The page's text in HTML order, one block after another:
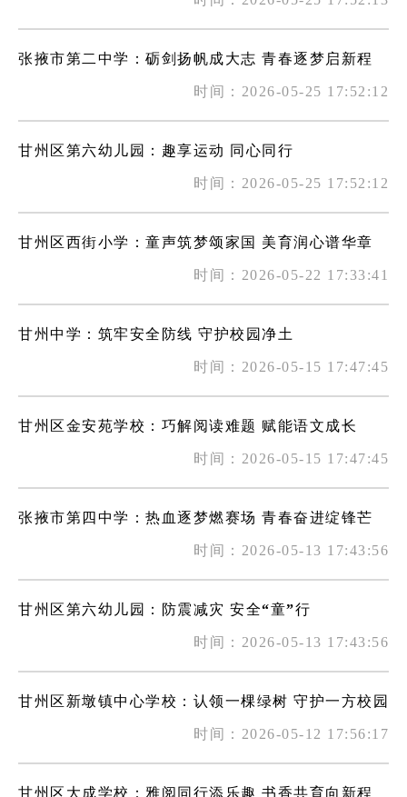
张掖市第二中学：砺剑扬帆成大志 青春逐梦启新程
时间：2026-05-25 17:52:12
甘州区第六幼儿园：趣享运动 同心同行
时间：2026-05-25 17:52:12
甘州区西街小学：童声筑梦颂家国 美育润心谱华章
时间：2026-05-22 17:33:41
甘州中学：筑牢安全防线 守护校园净土
时间：2026-05-15 17:47:45
甘州区金安苑学校：巧解阅读难题 赋能语文成长
时间：2026-05-15 17:47:45
张掖市第四中学：热血逐梦燃赛场 青春奋进绽锋芒
时间：2026-05-13 17:43:56
甘州区第六幼儿园：防震减灾 安全“童”行
时间：2026-05-13 17:43:56
甘州区新墩镇中心学校：认领一棵绿树 守护一方校园
时间：2026-05-12 17:56:17
甘州区大成学校：雅阅同行添乐趣 书香共育向新程